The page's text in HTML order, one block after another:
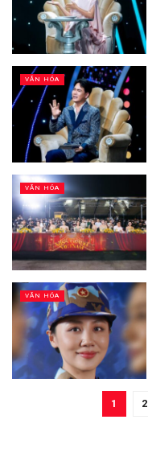
VĂN HÓA
VĂN HÓA
VĂN HÓA
1 2